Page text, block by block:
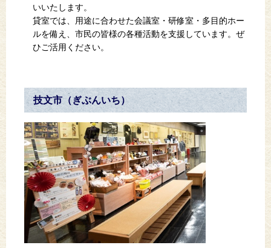
いいたします。
貸室では、用途に合わせた会議室・研修室・多目的ホー
ルを備え、市民の皆様の各種活動を支援しています。ぜ
ひご活用ください。
技文市（ぎぶんいち）